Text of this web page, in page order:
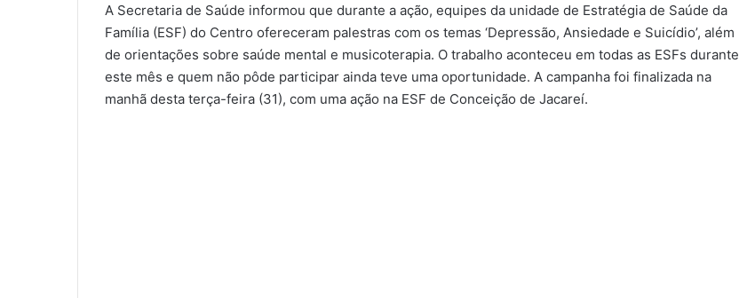
A Secretaria de Saúde informou que durante a ação, equipes da unidade de Estratégia de Saúde da
Família (ESF) do Centro ofereceram palestras com os temas ‘Depressão, Ansiedade e Suicídio’, além
de orientações sobre saúde mental e musicoterapia. O trabalho aconteceu em todas as ESFs durante
este mês e quem não pôde participar ainda teve uma oportunidade. A campanha foi finalizada na
manhã desta terça-feira (31), com uma ação na ESF de Conceição de Jacareí.